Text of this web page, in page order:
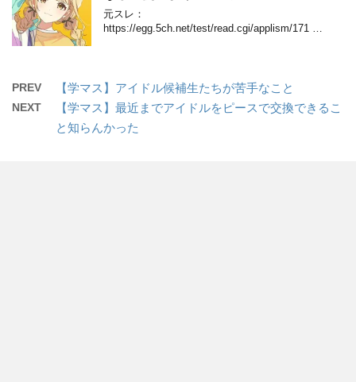
元スレ：
https://egg.5ch.net/test/read.cgi/applism/171 …
PREV 【学マス】アイドル候補生たちが苦手なこと
NEXT
【学マス】最近までアイドルをピースで交換できるこ
と知らんかった